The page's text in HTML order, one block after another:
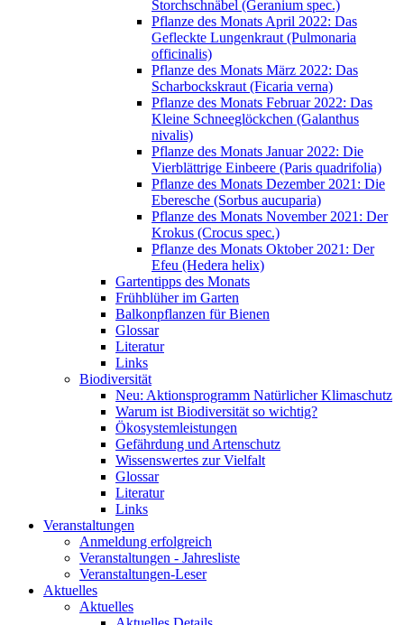
Storchschnäbel (Geranium spec.)
Pflanze des Monats April 2022: Das
Gefleckte Lungenkraut (Pulmonaria
officinalis)
Pflanze des Monats März 2022: Das
Scharbockskraut (Ficaria verna)
Pflanze des Monats Februar 2022: Das
Kleine Schneeglöckchen (Galanthus
nivalis)
Pflanze des Monats Januar 2022: Die
Vierblättrige Einbeere (Paris quadrifolia)
Pflanze des Monats Dezember 2021: Die
Eberesche (Sorbus aucuparia)
Pflanze des Monats November 2021: Der
Krokus (Crocus spec.)
Pflanze des Monats Oktober 2021: Der
Efeu (Hedera helix)
Gartentipps des Monats
Frühblüher im Garten
Balkonpflanzen für Bienen
Glossar
Literatur
Links
Biodiversität
Neu: Aktionsprogramm Natürlicher Klimaschutz
Warum ist Biodiversität so wichtig?
Ökosystemleistungen
Gefährdung und Artenschutz
Wissenswertes zur Vielfalt
Glossar
Literatur
Links
Veranstaltungen
Anmeldung erfolgreich
Veranstaltungen - Jahresliste
Veranstaltungen-Leser
Aktuelles
Aktuelles